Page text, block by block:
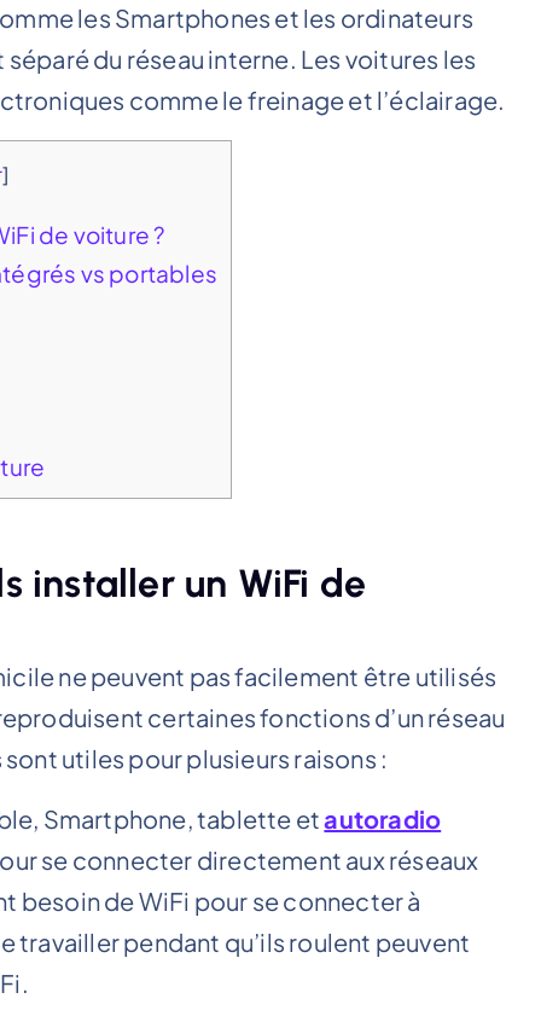
les Smartphones et les ordinateurs
du réseau interne. Les voitures les
comme le freinage et l’éclairage.
]
de voiture ?
vs portables
installer un WiFi de
ne peuvent pas facilement être utilisés
certaines fonctions d’un réseau
utiles pour plusieurs raisons :
Smartphone, tablette etautoradio
se connecter directement aux réseaux
besoin de WiFi pour se connecter à
travailler pendant qu’ils roulent peuvent